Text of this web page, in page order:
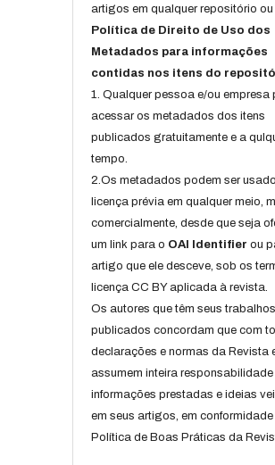
artigos em qualquer repositório ou
Política de Direito de Uso dos
Metadados para informações
contidas nos itens do
1. Qualquer pessoa e/ou empresa
acessar os metadados dos itens
publicados gratuitamente e a
tempo.
2.Os metadados podem ser
licença prévia em qualquer meio,
comercialmente, desde que seja
um link para o OAI Identifier ou
artigo que ele desceve, sob os
licença CC BY aplicada à revista.
Os autores que têm seus trabalhos
publicados concordam que com
declarações e normas da Revista
assumem inteira responsabilidade
informações prestadas e ideias
em seus artigos, em
Política de Boas Práticas da